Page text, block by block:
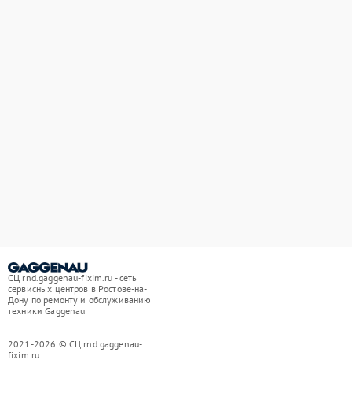
СЦ rnd.gaggenau-fixim.ru - сеть
сервисных центров в Ростове-на-
Дону по ремонту и обслуживанию
техники Gaggenau
2021-2026 © СЦ rnd.gaggenau-
fixim.ru